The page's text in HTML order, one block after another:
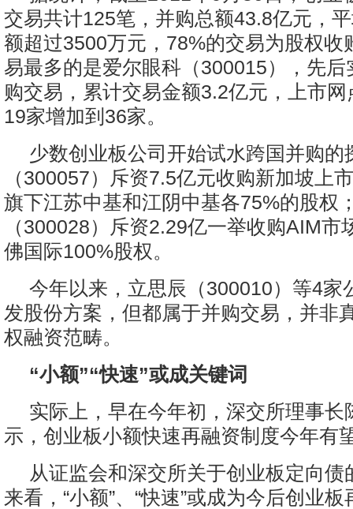
交易共计125笔，并购总额43.8亿元，
额超过3500万元，78%的交易为股权收
易最多的是爱尔眼科（300015），先后
购交易，累计交易金额3.2亿元，上市
19家增加到36家。
少数创业板公司开始试水跨国并购的
（300057）斥资7.5亿元收购新加坡上
旗下江苏中基和江阴中基各75%的股权
（300028）斥资2.29亿一举收购AIM市
佛国际100%股权。
今年以来，立思辰（300010）等4家
发股份方案，但都属于并购交易，并非
权融资范畴。
“小额”“快速”或成关键词
实际上，早在今年初，深交所理事长
示，创业板小额快速再融资制度今年有
从证监会和深交所关于创业板定向债
来看，“小额”、“快速”或成为今后创业